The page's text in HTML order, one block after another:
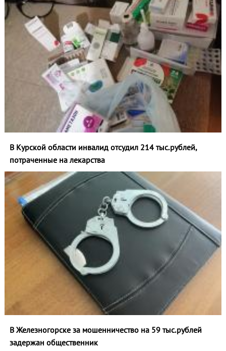
В Курской области инвалид отсудил 214 тыс.рублей,
потраченные на лекарства
В Железногорске за мошенничество на 59 тыс.рублей
задержан общественник